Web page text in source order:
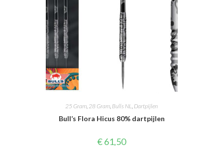
25 Gram 28 Gram Bulls NL Dartpijlen
Bull’s Flora Hicus 80% dartpijlen
€61,50